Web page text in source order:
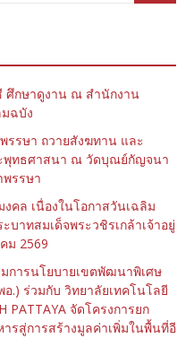
ศึกษาดูงาน ณ สำนักงาน
ฉบัง
รรษา ถวายสังฆทาน และ
พุทธศาสนา ณ วัดบุณย์กัญจนา
พรรษา
คล เนื่องในโอกาสวันเฉลิม
บาทสมเด็จพระวชิรเกล้าเจ้าอยู่
ม 2569
การนโยบายเขตพัฒนาพิเศษ
.) ร่วมกับ วิทยาลัยเทคโนโลยี
PATTAYA จัดโครงการยก
รสู่การสร้างมูลค่าเพิ่มในพื้นที่อี